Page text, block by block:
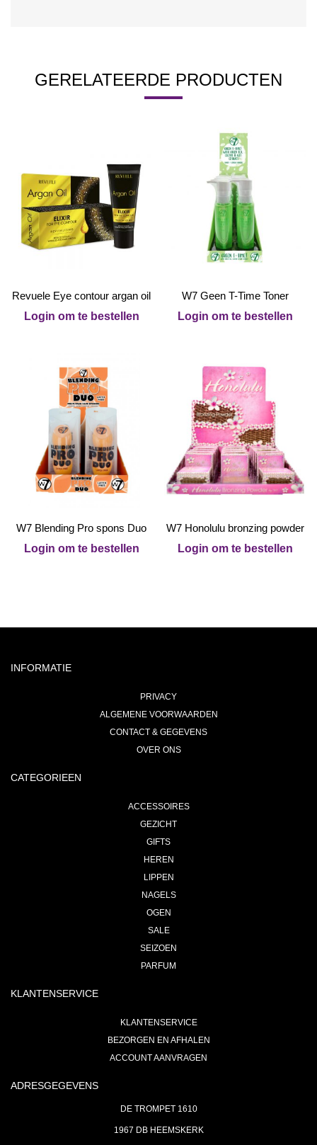
GERELATEERDE PRODUCTEN
Revuele Eye contour argan oil
Login om te bestellen
W7 Geen T-Time Toner
Login om te bestellen
W7 Blending Pro spons Duo
Login om te bestellen
W7 Honolulu bronzing powder
Login om te bestellen
INFORMATIE
PRIVACY
ALGEMENE VOORWAARDEN
CONTACT & GEGEVENS
OVER ONS
CATEGORIEEN
ACCESSOIRES
GEZICHT
GIFTS
HEREN
LIPPEN
NAGELS
OGEN
SALE
SEIZOEN
PARFUM
KLANTENSERVICE
KLANTENSERVICE
BEZORGEN EN AFHALEN
ACCOUNT AANVRAGEN
ADRESGEGEVENS
DE TROMPET 1610
1967 DB HEEMSKERK